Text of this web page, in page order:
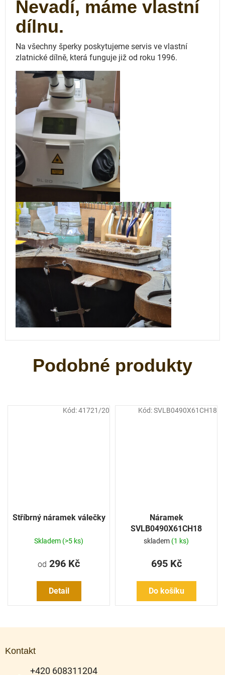
Stříbrný náramek válečky
Skladem (>5 ks)
od 296 Kč
Detail
Kód:41721/20
Náramek
SVLB0490X61CH18
skladem (1 ks)
695 Kč
Do košíku
Kód:SVLB0490X61CH18
Nevadí, máme vlastní
dílnu.
Na všechny šperky poskytujeme servis ve vlastní
zlatnické dílně, která funguje již od roku 1996.
Kontakt
+420 608311204